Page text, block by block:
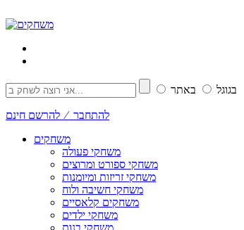
בגוגל באתר
להתחבר ⁄ להרשם חינם
משחקים
משחקי פעולה
משחקי ספורט ומרוצים
משחקי זריזות ומיומנות
משחקי חשיבה ולוח
משחקים קלאסיים
משחקי ילדים
משחקי בנות